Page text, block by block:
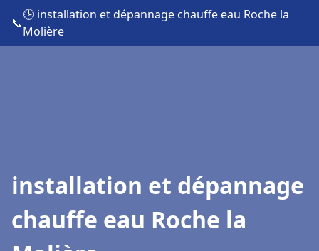
📞
🕒 installation et dépannage chauffe eau Roche la
Molière
installation et dépannage
chauffe eau Roche la